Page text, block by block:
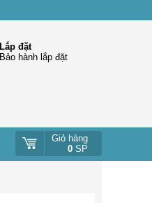
Lắp đặt
Bảo hành lắp đặt
Giỏ hàng
0 SP